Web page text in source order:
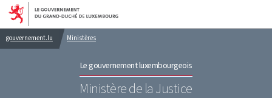
Aller au menu principal
Aller au contenu
gouvernement.lu Ministères
Le gouvernement luxembourgeois
Ministère de la Justice